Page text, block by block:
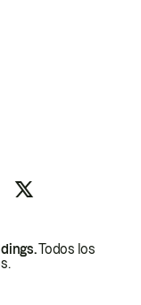
Todos los